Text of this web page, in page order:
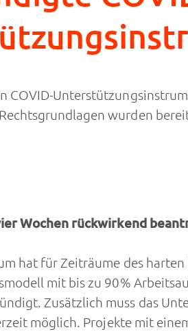
COVID-
wurden
Wochen rückwirkend
hat für Zeiträume des
mit bis zu 90%
Zusätzlich muss das
möglich. Projekte mit